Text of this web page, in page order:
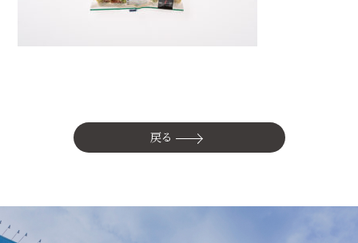
リニューアル中
戻る